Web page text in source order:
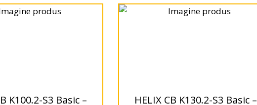
K100.2-S3 Basic –
HELIX CB K130.2-S3 Basic –